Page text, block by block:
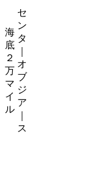
海
底
２
万
マ
イ
ル
セ
ン
タ
オ
ブ
ジ
ア
ス